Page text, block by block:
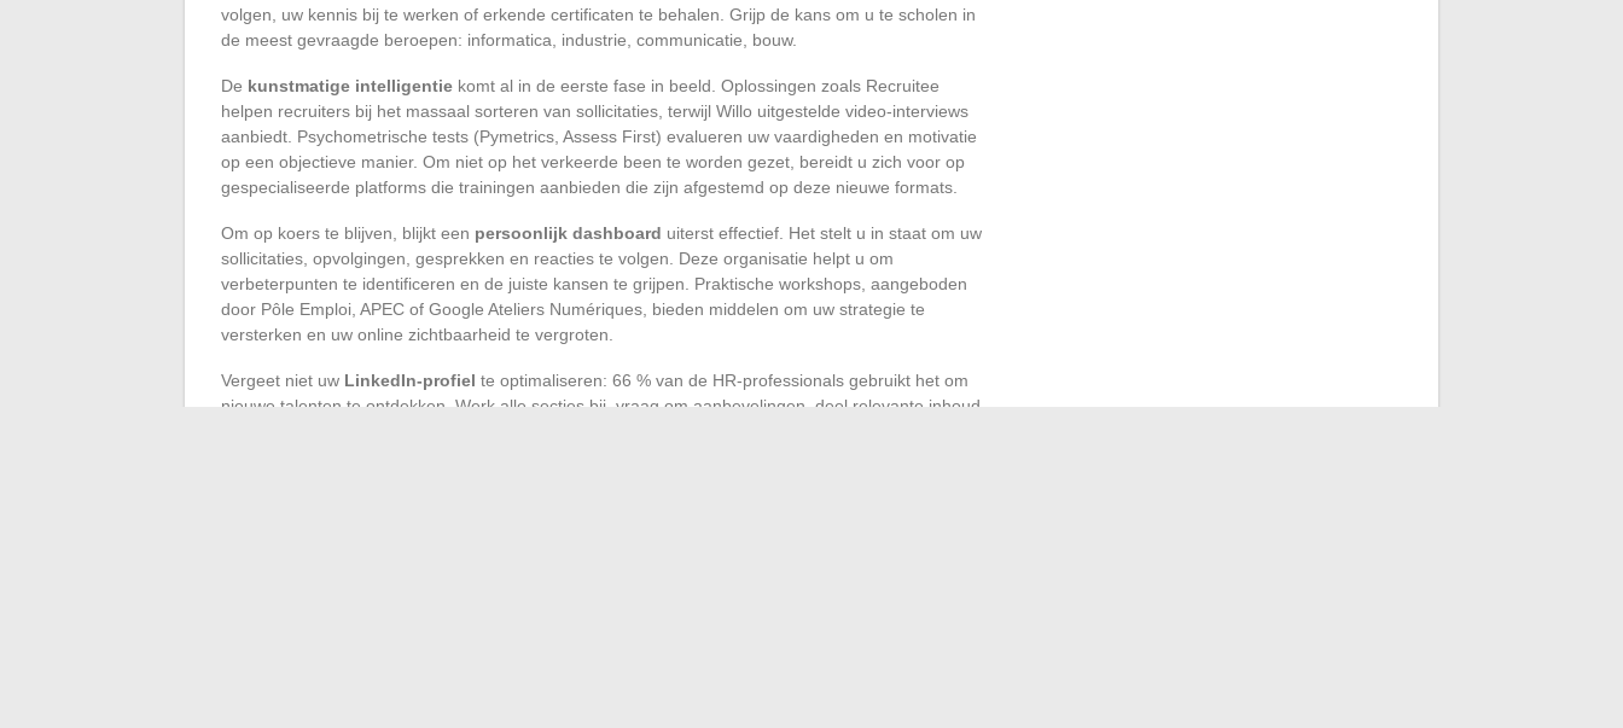
volgen, uw kennis bij te werken of erkende certificaten te behalen. Grijp de kans om u te scholen in
de meest gevraagde beroepen: informatica, industrie, communicatie, bouw.
De kunstmatige intelligentie komt al in de eerste fase in beeld. Oplossingen zoals Recruitee
helpen recruiters bij het massaal sorteren van sollicitaties, terwijl Willo uitgestelde video-interviews
aanbiedt. Psychometrische tests (Pymetrics, Assess First) evalueren uw vaardigheden en motivatie
op een objectieve manier. Om niet op het verkeerde been te worden gezet, bereidt u zich voor op
gespecialiseerde platforms die trainingen aanbieden die zijn afgestemd op deze nieuwe formats.
Om op koers te blijven, blijkt een persoonlijk dashboard uiterst effectief. Het stelt u in staat om uw
sollicitaties, opvolgingen, gesprekken en reacties te volgen. Deze organisatie helpt u om
verbeterpunten te identificeren en de juiste kansen te grijpen. Praktische workshops, aangeboden
door Pôle Emploi, APEC of Google Ateliers Numériques, bieden middelen om uw strategie te
versterken en uw online zichtbaarheid te vergroten.
Vergeet niet uw LinkedIn-profiel te optimaliseren: 66 % van de HR-professionals gebruikt het om
nieuwe talenten te ontdekken. Werk alle secties bij, vraag om aanbevelingen, deel relevante inhoud